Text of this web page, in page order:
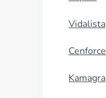
Vidalista
Cenforce
Kamagra